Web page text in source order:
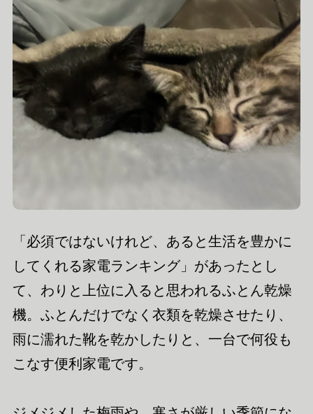
「必須ではないけれど、あると生活を豊かに
してくれる家電ランキング」があったとし
て、わりと上位に入ると思われるふとん乾燥
機。ふとんだけでなく衣類を乾燥させたり、
雨に濡れた靴を乾かしたりと、一台で何役も
こなす便利家電です。